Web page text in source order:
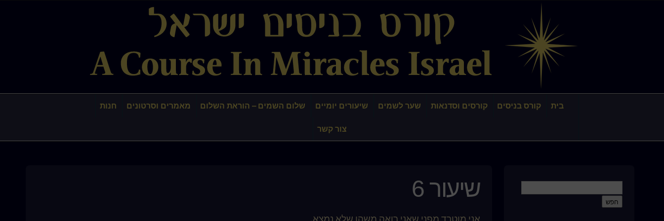
בית קורס בניסים קורסים וסדנאות שער לשמים שיעורים יומיים שלום השמים – הוראת השלום מאמרים וסרטונים חנות
צור קשר
שיעור 6
אני מוטרד מפני שאני רואה משהו שלא נמצא.